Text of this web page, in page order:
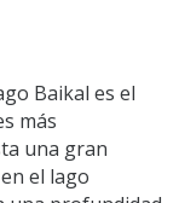
Baikal es el
más
una gran
el lago